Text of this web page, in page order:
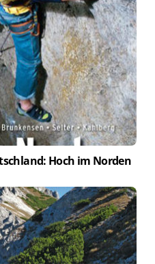
Hoch im Norden